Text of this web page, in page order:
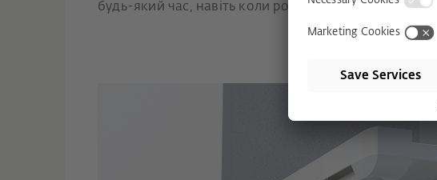
будь-який час, навіть коли ролети або штори закриті.